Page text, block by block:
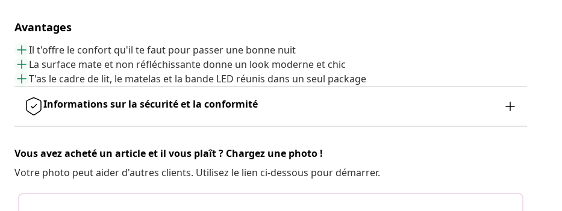
Avantages
Il t'offre le confort qu'il te faut pour passer une bonne nuit
La surface mate et non réfléchissante donne un look moderne et chic
T'as le cadre de lit, le matelas et la bande LED réunis dans un seul package
Informations sur la sécurité et la conformité
Vous avez acheté un article et il vous plaît ? Chargez une photo !
Votre photo peut aider d'autres clients. Utilisez le lien ci-dessous pour démarrer.